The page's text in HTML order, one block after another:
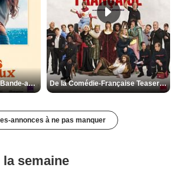
Les Matins merveilleux Bande-annonce VF De la Comédie-Française Teaser VF
annonces à ne pas manquer
la semaine